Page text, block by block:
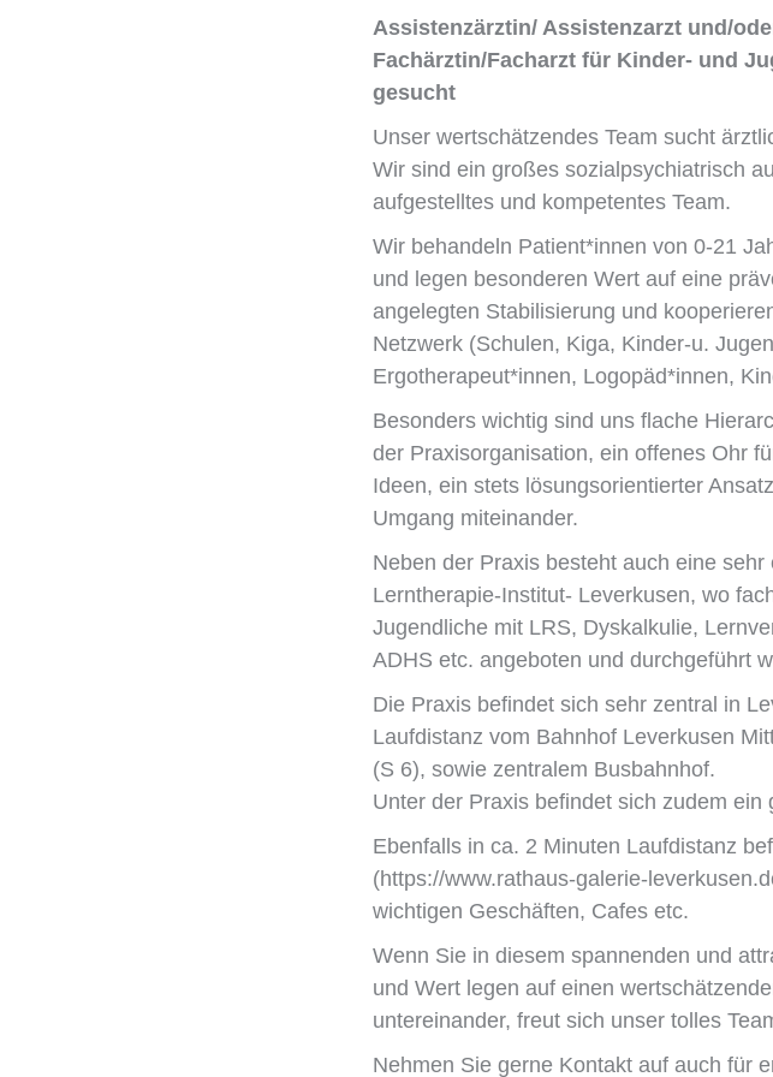
Assistenzärztin/ Assistenzarzt und/
Fachärztin/Facharzt für Kinder- und
gesucht
Unser wertschätzendes Team sucht
Wir sind ein großes sozialpsychiatrisch
aufgestelltes und kompetentes Team.
Wir behandeln Patient*innen von 0-21
und legen besonderen Wert auf eine
angelegten Stabilisierung und
Netzwerk (Schulen, Kiga, Kinder-u.
Ergotherapeut*innen, Logopäd*innen,
Besonders wichtig sind uns flache
der Praxisorganisation, ein offenes Ohr
Ideen, ein stets lösungsorientierter
Umgang miteinander.
Neben der Praxis besteht auch eine
Lerntherapie-Institut- Leverkusen, wo
Jugendliche mit LRS, Dyskalkulie,
ADHS etc. angeboten und durchgeführt
Die Praxis befindet sich sehr zentral in
Laufdistanz vom Bahnhof Leverkusen
(S 6), sowie zentralem Busbahnhof.
Unter der Praxis befindet sich zudem ein
Ebenfalls in ca. 2 Minuten Laufdistanz
(https://www.rathaus-galerie-
wichtigen Geschäften, Cafes etc.
Wenn Sie in diesem spannenden und
und Wert legen auf einen
untereinander, freut sich unser tolles
Nehmen Sie gerne Kontakt auf auch für